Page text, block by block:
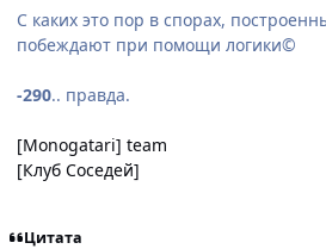
С каких это пор в спорах,
побеждают при помощи логики©
-290.. правда.
[Monogatari] team
[Клуб Соседей]
Цитата